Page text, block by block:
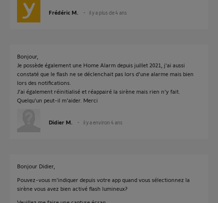
Frédéric M. il y a plus de 4 ans
Bonjour,
Je possède également une Home Alarm depuis juillet 2021, j'ai aussi
constaté que le flash ne se déclenchait pas lors d'une alarme mais bien
lors des notifications.
J'ai également réinitialisé et réappairé la sirène mais rien n'y fait.
Quelqu'un peut-il m'aider. Merci
Didier M. il y a environ 4 ans
Bonjour Didier,
Pouvez-vous m'indiquer depuis votre app quand vous sélectionnez la
sirène vous avez bien activé flash lumineux?